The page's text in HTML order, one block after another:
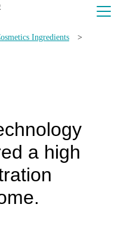
smetics Ingredients >
a high